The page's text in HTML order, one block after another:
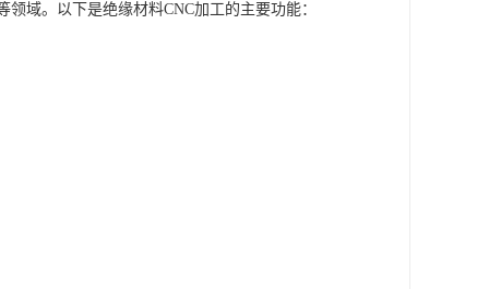
域。以下是绝缘材料CNC加工的主要功能：